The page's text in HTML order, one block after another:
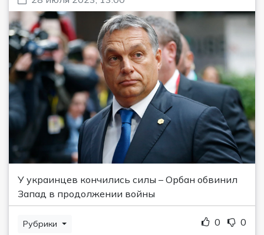
У украинцев кончились силы – Орбан обвинил
Запад в продолжении войны
Рубрики 0 0